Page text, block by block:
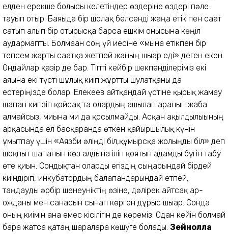
елден ерекше болғысы келетіндер өздеріне өздері пәле
тауып отыр. Баяғыда бір шолақ белсенді жаңа етік пен сағат
сатып алып бір отырысқа барса ешкім онысына көңіл
аудармапты. Болмаған соң үй иесіне «мына етікпен бір
тепсем жарты сағатқа жетпей жаның шығар еді» деген екен.
Ондайлар қазір де бар. Тіпті кейбір шекпенділеріміз екі
аяғына екі түсті шұлық киіп жұртты шулатқаны да
естеріңізде болар. Елекеев айтқандай үстіне қырық жамау
шапан кигізіп қойсақ та олардың ашылған аранын жаба
алмайсыз, миына ми да қосылмайды. Асқан ақылдылығының
арқасында ел басқарғанда өткен қайыршылық күнін
ұмытпау үшін «Аязби әліңді біл,құмырсқа жолыңды біл» деп
шоқпыт шапанын көз алдына іліп қоятын адамды бүгін табу
өте қиын. Сондықтан оларды егіздің сыңарындай бірдей
киіндіріп, инкубатордың балапандарындай етпей,
таңдауды әрбір шенеуніктің өзіне, дәлірек айтсақ ар-
ожданы мен санасын сынап көрген дұрыс шығар. Сонда
оның киімін ғана емес кісілігін де көреміз. Одан кейін болмай
бара жатса қатаң шараларға көшуге болады. Зейнолла